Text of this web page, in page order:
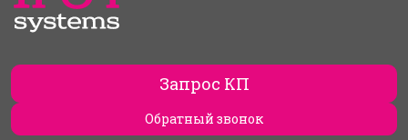
Запрос КП
Обратный звонок